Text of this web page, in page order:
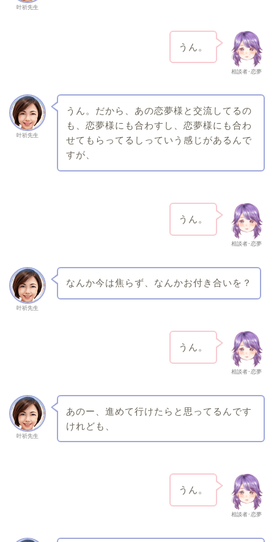
叶祈先生
相談者･恋夢
うん。
叶祈先生
うん。だから、あの恋夢様と交流してるの
も、恋夢様にも合わすし、恋夢様にも合わ
せてもらってるしっていう感じがあるんで
すが、
相談者･恋夢
うん。
叶祈先生
なんか今は焦らず、なんかお付き合いを？
相談者･恋夢
うん。
叶祈先生
あのー、進めて行けたらと思ってるんです
けれども、
相談者･恋夢
うん。